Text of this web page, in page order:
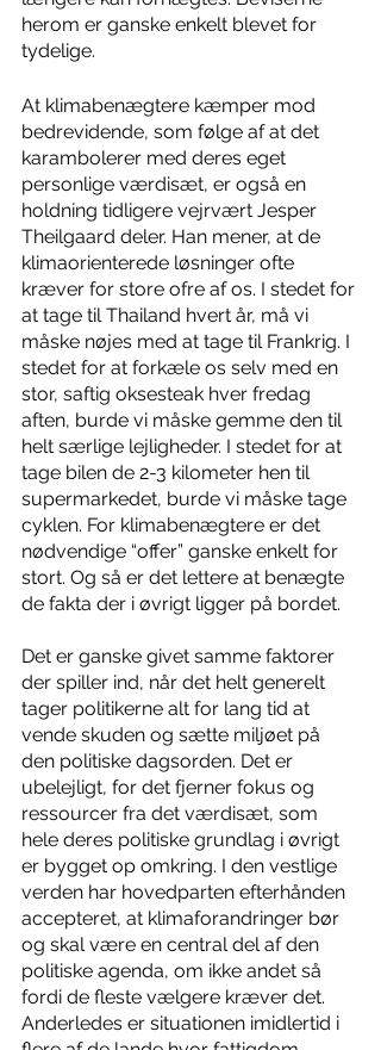
herom er ganske enkelt blevet for
tydelige.
At klimabenægtere kæmper mod
bedrevidende, som følge af at det
karambolerer med deres eget
personlige værdisæt, er også en
holdning tidligere vejrvært Jesper
Theilgaard deler. Han mener, at de
klimaorienterede løsninger ofte
kræver for store ofre af os. I stedet for
at tage til Thailand hvert år, må vi
måske nøjes med at tage til Frankrig. I
stedet for at forkæle os selv med en
stor, saftig oksesteak hver fredag
aften, burde vi måske gemme den til
helt særlige lejligheder. I stedet for at
tage bilen de 2-3 kilometer hen til
supermarkedet, burde vi måske tage
cyklen. For klimabenægtere er det
nødvendige “offer” ganske enkelt for
stort. Og så er det lettere at benægte
de fakta der i øvrigt ligger på bordet.
Det er ganske givet samme faktorer
der spiller ind, når det helt generelt
tager politikerne alt for lang tid at
vende skuden og sætte miljøet på
den politiske dagsorden. Det er
ubelejligt, for det fjerner fokus og
ressourcer fra det værdisæt, som
hele deres politiske grundlag i øvrigt
er bygget op omkring. I den vestlige
verden har hovedparten efterhånden
accepteret, at klimaforandringer bør
og skal være en central del af den
politiske agenda, om ikke andet så
fordi de fleste vælgere kræver det.
Anderledes er situationen imidlertid i